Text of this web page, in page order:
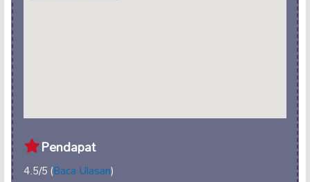
Pendapat
4.5/5 (Baca Ulasan)